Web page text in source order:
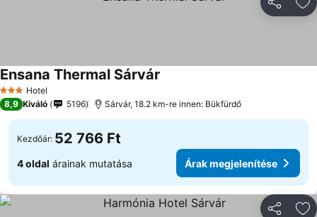
3 Kategória
Hotel
Ensana Thermal Sárvár
8,9 Kiváló 5196 Sárvár, 18.2 km-re innen: Bükfürdő
Kezdőár: 52 766 Ft
4 oldal árainak mutatása Árak megjelenítése